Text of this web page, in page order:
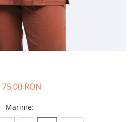
75,00 RON
Marime: